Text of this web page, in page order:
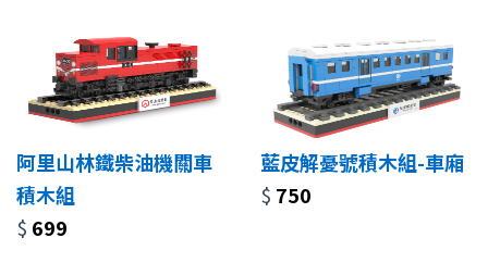
阿里山林鐵柴油機關車
積木組
$ 699
藍皮解憂號積木組-車廂
$ 750